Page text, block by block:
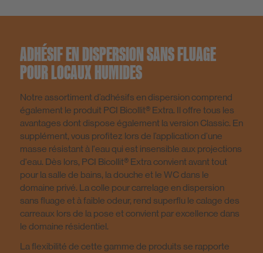
Ragréage et finition des murs et des plafonds
Masses d'égalisation et de finition pour sols
Produits pour technique des sols
Désolidarisation
Produits d'étanchéité et de protection
ADHÉSIF EN DISPERSION SANS FLUAGE
POUR LOCAUX HUMIDES
Notre assortiment d’adhésifs en dispersion comprend
également le produit PCI Bicollit® Extra. Il offre tous les
avantages dont dispose également la version Classic. En
supplément, vous profitez lors de l’application d’une
masse résistant à l'eau qui est insensible aux projections
d'eau. Dès lors, PCI Bicollit® Extra convient avant tout
pour la salle de bains, la douche et le WC dans le
domaine privé. La colle pour carrelage en dispersion
sans fluage et à faible odeur, rend superflu le calage des
carreaux lors de la pose et convient par excellence dans
le domaine résidentiel.
La flexibilité de cette gamme de produits se rapporte